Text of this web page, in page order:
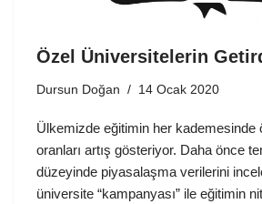
Özel Üniversitelerin
Dursun Doğan 14 Ocak 2020
Ülkemizde eğitimin her kademesinde
oranları artış gösteriyor. Daha önce
düzeyinde piyasalaşma verilerini
üniversite “kampanyası” ile eğitimin